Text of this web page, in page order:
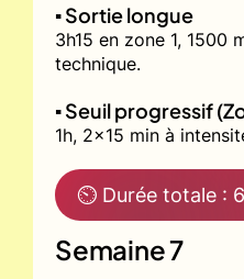
▪️ Sortie longue
3h15 en zone 1, 1500
technique.
▪️ Seuil progressif
1h, 2x15 min à
⏲ Durée totale :
Semaine 7